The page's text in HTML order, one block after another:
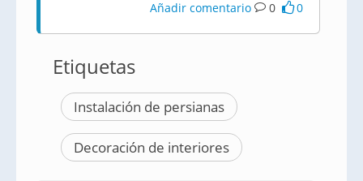
Añadir comentario 0 0
Etiquetas
Instalación de persianas
Decoración de interiores